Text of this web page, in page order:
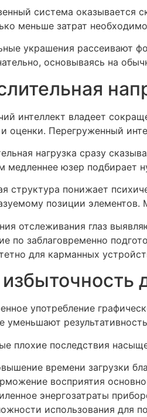
система оказывается
меньше затрат
украшения рассеивают
основываясь на
интеллект владеет
оценки. Перегруженный
нагрузка сразу
медленнее юзер
структура понижает
позиции элементов.
отслеживания глаз
по заблаговременно
для карманных
употребление
уменьшают
плохие последствия
времени загрузки
восприятия
энергозатраты
использования для